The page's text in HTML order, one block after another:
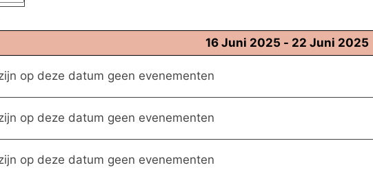
16 Juni 2025 - 22 Juni 2025
op deze datum geen evenementen
op deze datum geen evenementen
op deze datum geen evenementen